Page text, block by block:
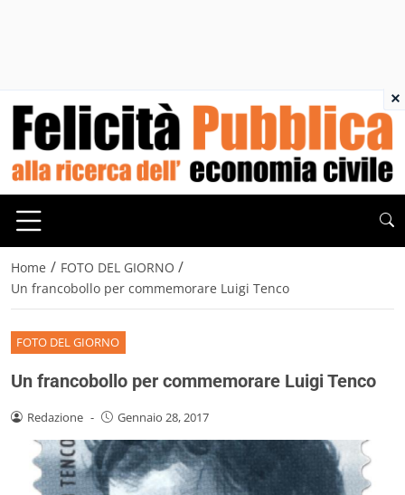
Home / FOTO DEL GIORNO /
Un francobollo per commemorare Luigi Tenco
FOTO DEL GIORNO
Un francobollo per commemorare Luigi Tenco
Redazione - Gennaio 28, 2017
×